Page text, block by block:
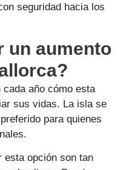
seguridad hacia los
un aumento
año cómo esta
sus vidas. La isla se
para quienes
esta opción son tan